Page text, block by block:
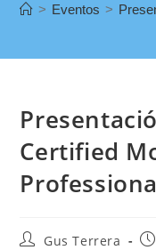
> Eventos >
Certified
Gus Terrera